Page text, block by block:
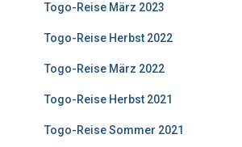
Togo-Reise März 2023
Togo-Reise Herbst 2022
Togo-Reise März 2022
Togo-Reise Herbst 2021
Togo-Reise Sommer 2021